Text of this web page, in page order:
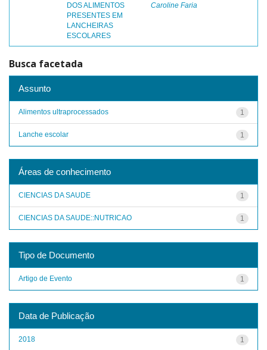
DOS ALIMENTOS
PRESENTES EM
LANCHEIRAS
ESCOLARES
Caroline Faria
Busca facetada
Assunto
1
Alimentos ultraprocessados
1
Lanche escolar
Áreas de conhecimento
1
CIENCIAS DA SAUDE
1
CIENCIAS DA SAUDE::NUTRICAO
Tipo de Documento
1
Artigo de Evento
Data de Publicação
1
2018